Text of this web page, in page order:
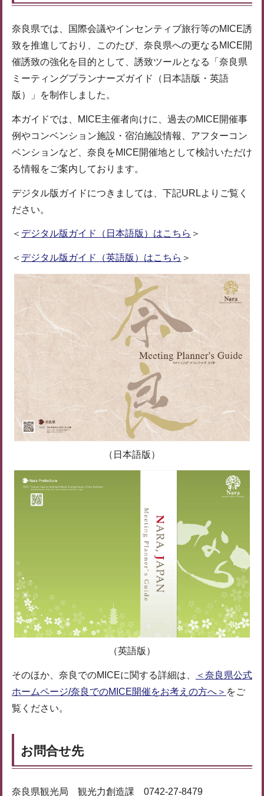
奈良県では、国際会議やインセンティブ旅行等のMICE誘
致を推進しており、このたび、奈良県への更なるMICE開
催誘致の強化を目的として、誘致ツールとなる「奈良県
ミーティングプランナーズガイド（日本語版・英語
版）」を制作しました。
本ガイドでは、MICE主催者向けに、過去のMICE開催事
例やコンベンション施設・宿泊施設情報、アフターコン
ベンションなど、奈良をMICE開催地として検討いただけ
る情報をご案内しております。
デジタル版ガイドにつきましては、下記URLよりご覧く
ださい。
＜ デジタル版ガイド（日本語版）はこちら ＞
＜ デジタル版ガイド（英語版）はこちら ＞
（日本語版）
（英語版）
そのほか、奈良でのMICEに関する詳細は、
＜奈良県公式
ホームページ/奈良でのMICE開催をお考えの方へ＞ をご
覧ください。
お問合せ先
奈良県観光局 観光力創造課 0742-27-8479